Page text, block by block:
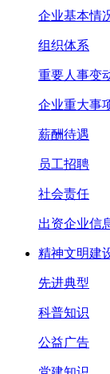
企业基本情
组织体系
重要人事变
企业重大事
薪酬待遇
员工招聘
社会责任
出资企业信
精神文明建
先进典型
科普知识
公益广告